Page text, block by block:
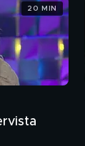
20 MIN